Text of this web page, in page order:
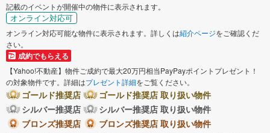
記載のイベントが開催中の物件に表示されます。
オンライン対応可
オンライン対応可能な物件に表示されます。詳しくは紹介ページをご確認くだ
さい。
成約でもらえる
【Yahoo!不動産】物件ご成約で最大20万円相当PayPayポイントプレゼント！
の対象物件です。詳細はプレゼント詳細をご覧ください。
ゴールド推奨店
ゴールド推奨店 取り扱い物件
シルバー推奨店
シルバー推奨店 取り扱い物件
ブロンズ推奨店
ブロンズ推奨店 取り扱い物件